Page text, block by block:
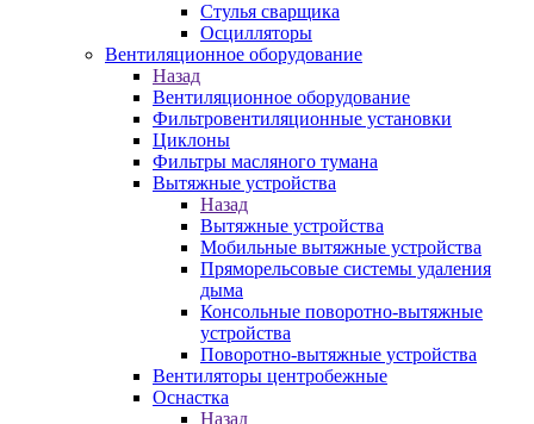
Стулья сварщика
Осцилляторы
Вентиляционное оборудование
Назад
Вентиляционное оборудование
Фильтровентиляционные установки
Циклоны
Фильтры масляного тумана
Вытяжные устройства
Назад
Вытяжные устройства
Мобильные вытяжные устройства
Пряморельсовые системы удаления
дыма
Консольные поворотно-вытяжные
устройства
Поворотно-вытяжные устройства
Вентиляторы центробежные
Оснастка
Назад